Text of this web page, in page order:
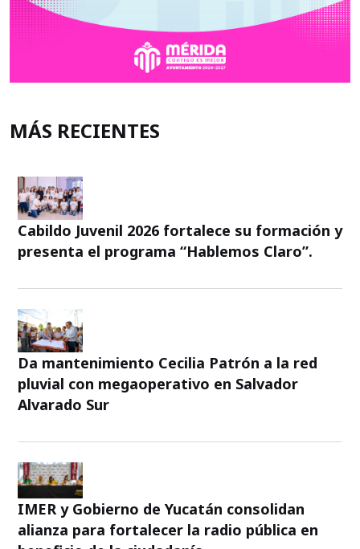
MÁS RECIENTES
Cabildo Juvenil 2026 fortalece su formación y
presenta el programa “Hablemos Claro”.
Da mantenimiento Cecilia Patrón a la red
pluvial con megaoperativo en Salvador
Alvarado Sur
IMER y Gobierno de Yucatán consolidan
alianza para fortalecer la radio pública en